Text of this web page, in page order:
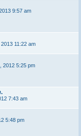
9:57 am
11:22 am
2012 5:25 pm
7:43 am
5:48 pm